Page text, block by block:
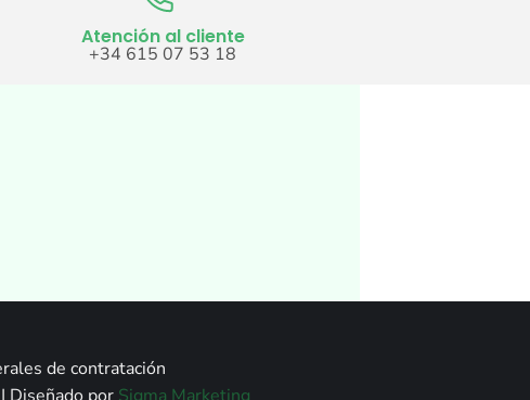
Atención al cliente
+34 615 07 53 18
de contratación